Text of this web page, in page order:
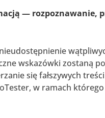
— rozpoznawanie,
wskazówki
się fałszywych
w ramach